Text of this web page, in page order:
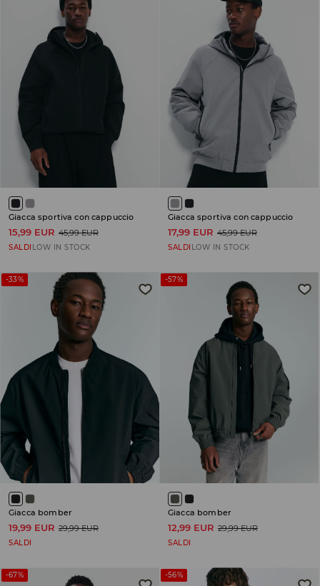
Giacca sportiva con cappuccio
15,99 EUR 45,99 EUR
SALDI LOW IN STOCK
Giacca sportiva con cappuccio
17,99 EUR 45,99 EUR
SALDI LOW IN STOCK
-33%
Giacca bomber
19,99 EUR 29,99 EUR
SALDI
-57%
Giacca bomber
12,99 EUR 29,99 EUR
SALDI
-67% -56%